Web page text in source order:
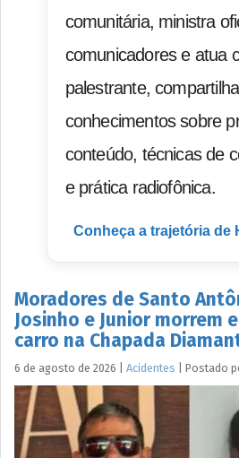
comunitária, ministra
comunicadores e atua
palestrante,
conhecimentos sobre
conteúdo, técnicas de
e prática radiofônica.
Conheça a trajetória de
Moradores de Santo
Josinho e Junior morrem
carro na Chapada
6 de agosto de 2026 Acidentes Postado